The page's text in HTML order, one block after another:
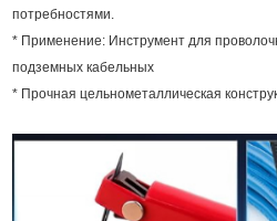
потребностями.
* Применение: Инструмент для
подземных кабельных
* Прочная цельнометаллическая